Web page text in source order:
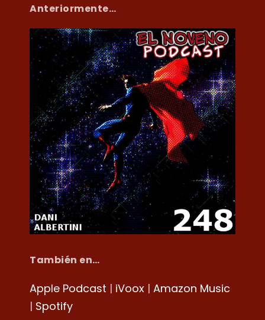
Anteriormente…
También en…
Apple Podcast | iVoox | Amazon Music
| Spotify